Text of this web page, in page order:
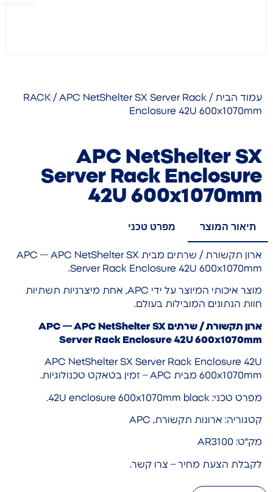
עמוד הבית /
RACK / APC NetShelter SX Server Rack
Enclosure 42U 600x1070mm
APC NetShelter SX
Server Rack Enclosure
42U 600x1070mm
תיאור המוצר מפרט טכני
ארון תקשורת / שרתים מבית APC — APC NetShelter SX
Server Rack Enclosure 42U 600x1070mm.
מוצר איכותי המיוצר על ידי APC, אחת מיצרניות תשתיות
חוות הנתונים המובילות בעולם.
ארון תקשורת / שרתים APC — APC NetShelter SX
Server Rack Enclosure 42U 600x1070mm
APC NetShelter SX Server Rack Enclosure 42U
600x1070mm מבית APC – זמין בטאקט טכנולוגיות.
מפרט טכני: 42U enclosure 600x1070mm black.
קטגוריה: ארונות תקשורת, APC
מק"ט: AR3100
לקבלת הצעת מחיר – צרו קשר.